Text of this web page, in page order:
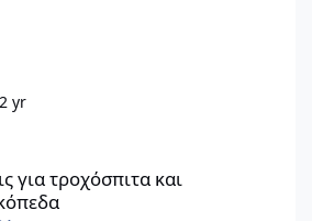
2 yr
για τροχόσπιτα και